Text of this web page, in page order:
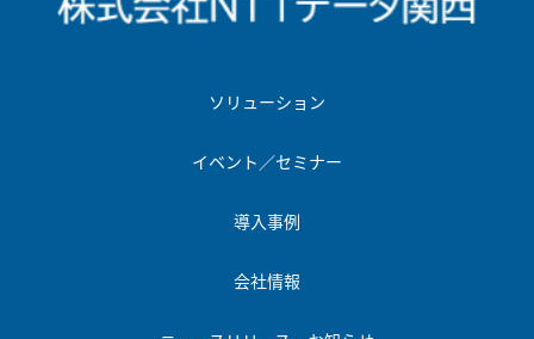
ソリューション
イベント／セミナー
導入事例
会社情報